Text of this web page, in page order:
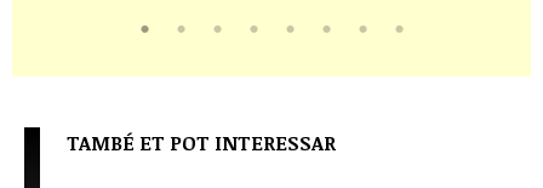
TAMBÉ ET POT INTERESSAR